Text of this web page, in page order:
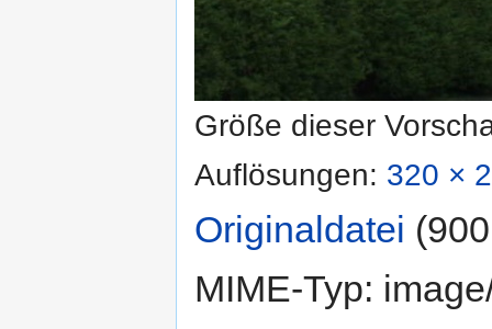
Größe dieser
Auflösungen: 320 ×
Originaldatei
MIME-Typ: